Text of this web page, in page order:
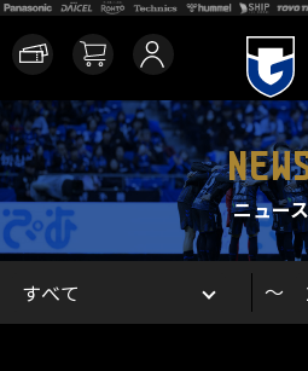
ニュース
～